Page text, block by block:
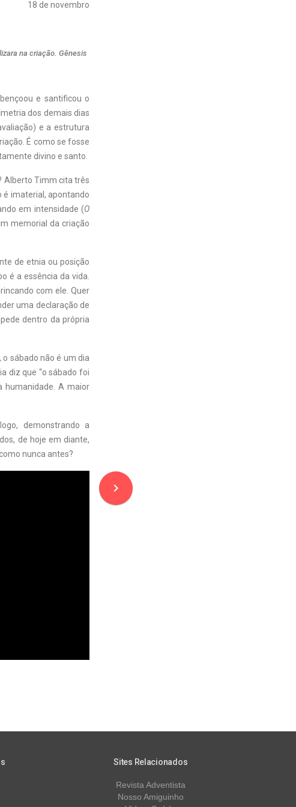
18 de novembro
na criação. Gênesis
e santificou o
dos demais dias
e a estrutura
É como se fosse
divino e santo.
Alberto Timm cita três
é imaterial, apontando
em intensidade (O
memorial da criação
de etnia ou posição
é a essência da vida.
com ele. Quer
uma declaração de
dentro da própria
sábado não é um dia
diz que “o sábado foi
humanidade. A maior
demonstrando a
de hoje em diante,
nunca antes?
navigate_next
Sites Relacionados
Revista Adventista
Nosso Amiguinho